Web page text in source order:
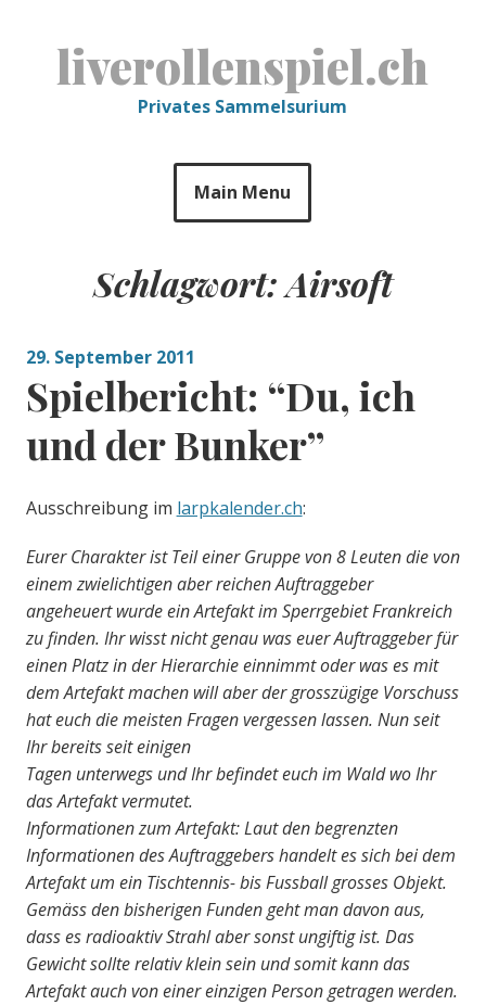
liverollenspiel.ch
Privates Sammelsurium
Main Menu
Schlagwort:Airsoft
29. September 2011
Spielbericht: “Du, ich
und der Bunker”
Ausschreibung im larpkalender.ch:
Eurer Charakter ist Teil einer Gruppe von 8 Leuten die von
einem zwielichtigen aber reichen Auftraggeber
angeheuert wurde ein Artefakt im Sperrgebiet Frankreich
zu finden. Ihr wisst nicht genau was euer Auftraggeber für
einen Platz in der Hierarchie einnimmt oder was es mit
dem Artefakt machen will aber der grosszügige Vorschuss
hat euch die meisten Fragen vergessen lassen. Nun seit
Ihr bereits seit einigen
Tagen unterwegs und Ihr befindet euch im Wald wo Ihr
das Artefakt vermutet.
Informationen zum Artefakt: Laut den begrenzten
Informationen des Auftraggebers handelt es sich bei dem
Artefakt um ein Tischtennis- bis Fussball grosses Objekt.
Gemäss den bisherigen Funden geht man davon aus,
dass es radioaktiv Strahl aber sonst ungiftig ist. Das
Gewicht sollte relativ klein sein und somit kann das
Artefakt auch von einer einzigen Person getragen werden.